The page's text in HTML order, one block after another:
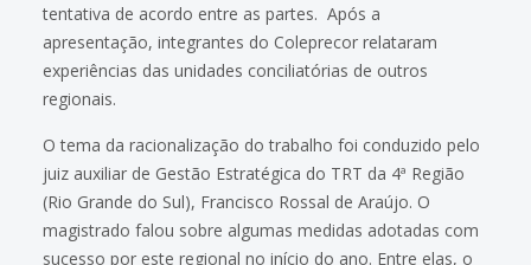
tentativa de acordo entre as partes. Após a
apresentação, integrantes do Coleprecor relataram
experiências das unidades conciliatórias de outros
regionais.
O tema da racionalização do trabalho foi conduzido pelo
juiz auxiliar de Gestão Estratégica do TRT da 4ª Região
(Rio Grande do Sul), Francisco Rossal de Araújo. O
magistrado falou sobre algumas medidas adotadas com
sucesso por este regional no início do ano. Entre elas, o